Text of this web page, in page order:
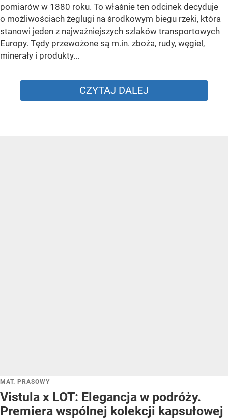
pomiarów w 1880 roku. To właśnie ten odcinek decyduje
o możliwościach żeglugi na środkowym biegu rzeki, która
stanowi jeden z najważniejszych szlaków transportowych
Europy. Tędy przewożone są m.in. zboża, rudy, węgiel,
minerały i produkty...
CZYTAJ DALEJ
MAT. PRASOWY
Vistula x LOT: Elegancja w podróży.
Premiera wspólnej kolekcji kapsułowej